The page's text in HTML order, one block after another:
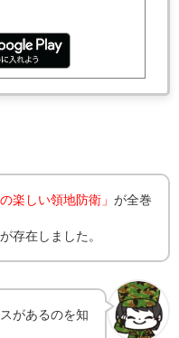
の楽しい領地防衛」が全巻
存在しました。
があるのを知